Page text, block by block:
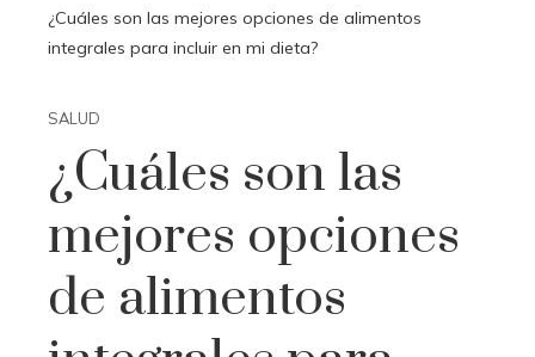
¿Cuáles son las mejores opciones de alimentos
integrales para incluir en mi dieta?
SALUD
¿Cuáles son las
mejores opciones
de alimentos